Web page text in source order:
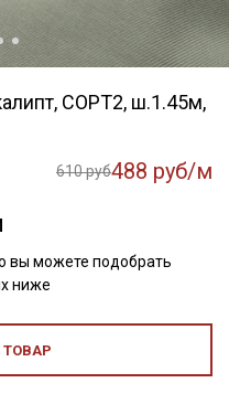
СОРТ2, ш.1.45м,
610 руб488 руб/м
вы можете подобрать
ниже
ТОВАР